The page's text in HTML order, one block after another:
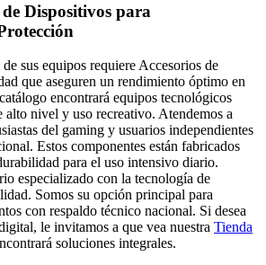
Dispositivos para
sus equipos requiere Accesorios de
que aseguren un rendimiento óptimo en
encontrará equipos tecnológicos
alto nivel y uso recreativo. Atendemos a
del gaming y usuarios independientes
Estos componentes están fabricados
para el uso intensivo diario.
especializado con la tecnología de
Somos su opción principal para
con respaldo técnico nacional. Si desea
le invitamos a que vea nuestra Tienda
soluciones integrales.